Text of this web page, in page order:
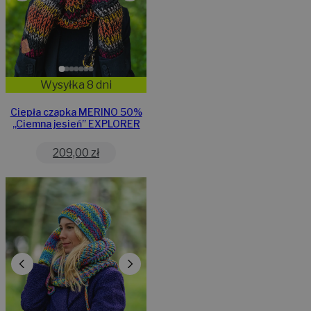
Wysyłka 8 dni
Ciepła czapka MERINO 50%
,,Ciemna jesień” EXPLORER
209,00 zł